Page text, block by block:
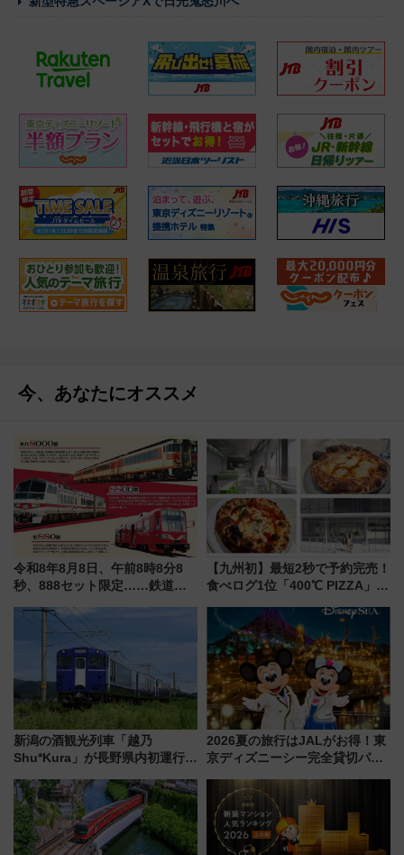
今、あなたにオススメ
令和8年8月8日、午前8時8分8
秒、888セット限定……鉄道各
たち
【九州初】最短2秒で予約完売！
食べログ1位「400℃ PIZZA」が
プン。もつ鍋風など限定メニュ
ーも
新潟の酒観光列車「越乃
Shu*Kura」が長野県内初運行！
別企画
2026夏の旅行はJALがお得！東
京ディズニーシー完全貸切パー
ーン始まる 条件は「夏の国内
線に2回搭乗」